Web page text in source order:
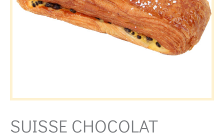
SUISSE CHOCOLAT